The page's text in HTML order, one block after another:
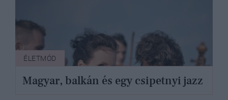
ÉLETMÓD
Magyar, balkán és egy csipetnyi jazz